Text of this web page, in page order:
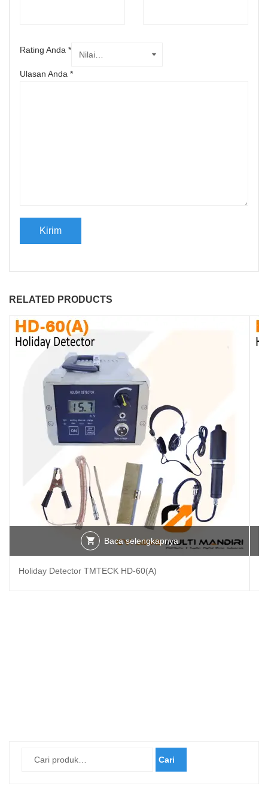
Rating Anda *
Ulasan Anda *
RELATED PRODUCTS
Baca selengkapnya
Holiday Detector TMTECK HD-60(A)
Cari